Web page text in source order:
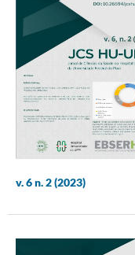
v. 6 n. 2 (2023)